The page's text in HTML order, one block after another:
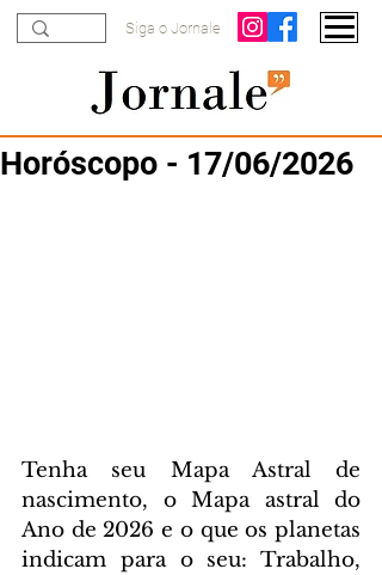
Siga o Jornale
Horóscopo - 17/06/2026
Tenha seu Mapa Astral de
nascimento, o Mapa astral do
Ano de 2026 e o que os planetas
indicam para o seu: Trabalho,